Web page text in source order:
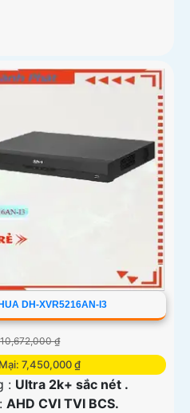
DH-XVR5216AN-I3
₫
7,450,000 ₫
: Ultra 2k+ sắc nét .
AHD CVI TVI BCS.